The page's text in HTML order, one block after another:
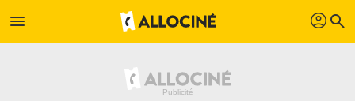
menu profil search